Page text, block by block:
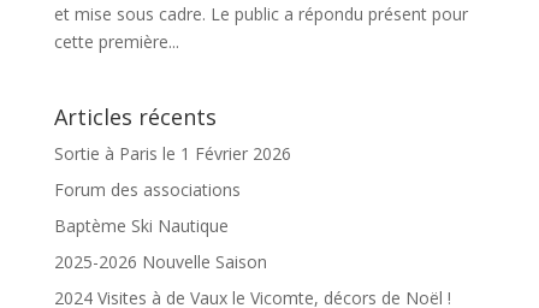
et mise sous cadre. Le public a répondu présent pour
cette première...
Articles récents
Sortie à Paris le 1 Février 2026
Forum des associations
Baptème Ski Nautique
2025-2026 Nouvelle Saison
2024 Visites à de Vaux le Vicomte, décors de Noël !